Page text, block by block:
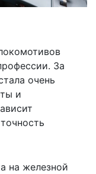
За
очень
и
на железной